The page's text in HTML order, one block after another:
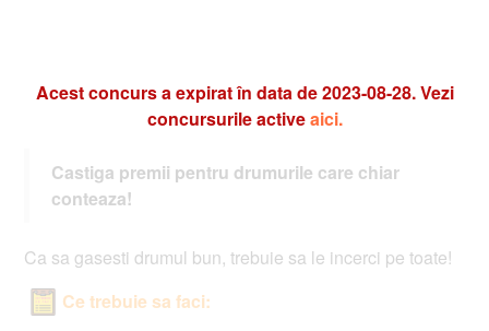
Acest concurs a expirat în data de 2023-08-28. Vezi
concursurile activeaici.
Castiga premii pentru drumurile care chiar
conteaza!
Ca sa gasesti drumul bun, trebuie sa le incerci pe toate!
Ce trebuie sa faci: